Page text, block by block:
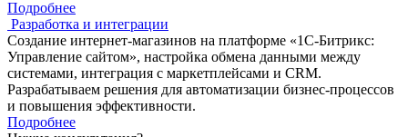
Подробнее
Разработка и интеграции
Создание интернет-магазинов на платформе «1С-Битрикс:
Управление сайтом», настройка обмена данными между
системами, интеграция с маркетплейсами и CRM.
Разрабатываем решения для автоматизации бизнес-процессов
и повышения эффективности.
Подробнее